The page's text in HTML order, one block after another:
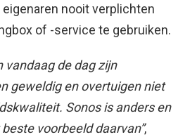
nooit verplichten
of -service te gebruiken.
vandaag de dag zijn
geweldig en overtuigen niet
Sonos is anders en
voorbeeld daarvan”,